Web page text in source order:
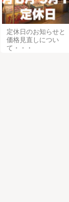
定休日のお知らせと
価格見直しについ
て・・・